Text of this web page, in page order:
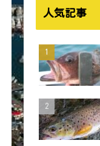
人気記事